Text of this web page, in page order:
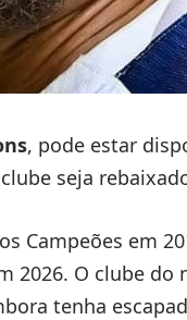
, pode estar
seja
Campeões em
2026. O clube
tenha